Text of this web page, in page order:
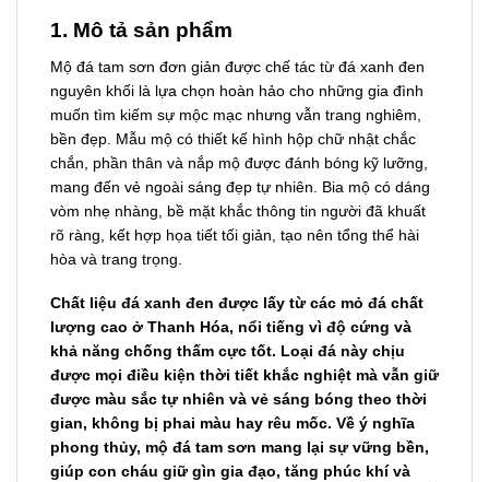
1. Mô tả sản phẩm
Mộ đá tam sơn đơn giản được chế tác từ đá xanh đen
nguyên khối là lựa chọn hoàn hảo cho những gia đình
muốn tìm kiếm sự mộc mạc nhưng vẫn trang nghiêm,
bền đẹp. Mẫu mộ có thiết kế hình hộp chữ nhật chắc
chắn, phần thân và nắp mộ được đánh bóng kỹ lưỡng,
mang đến vẻ ngoài sáng đẹp tự nhiên. Bia mộ có dáng
vòm nhẹ nhàng, bề mặt khắc thông tin người đã khuất
rõ ràng, kết hợp họa tiết tối giản, tạo nên tổng thể hài
hòa và trang trọng.
Chất liệu đá xanh đen được lấy từ các mỏ đá chất
lượng cao ở Thanh Hóa, nổi tiếng vì độ cứng và
khả năng chống thấm cực tốt. Loại đá này chịu
được mọi điều kiện thời tiết khắc nghiệt mà vẫn giữ
được màu sắc tự nhiên và vẻ sáng bóng theo thời
gian, không bị phai màu hay rêu mốc. Về ý nghĩa
phong thủy, mộ đá tam sơn mang lại sự vững bền,
giúp con cháu giữ gìn gia đạo, tăng phúc khí và